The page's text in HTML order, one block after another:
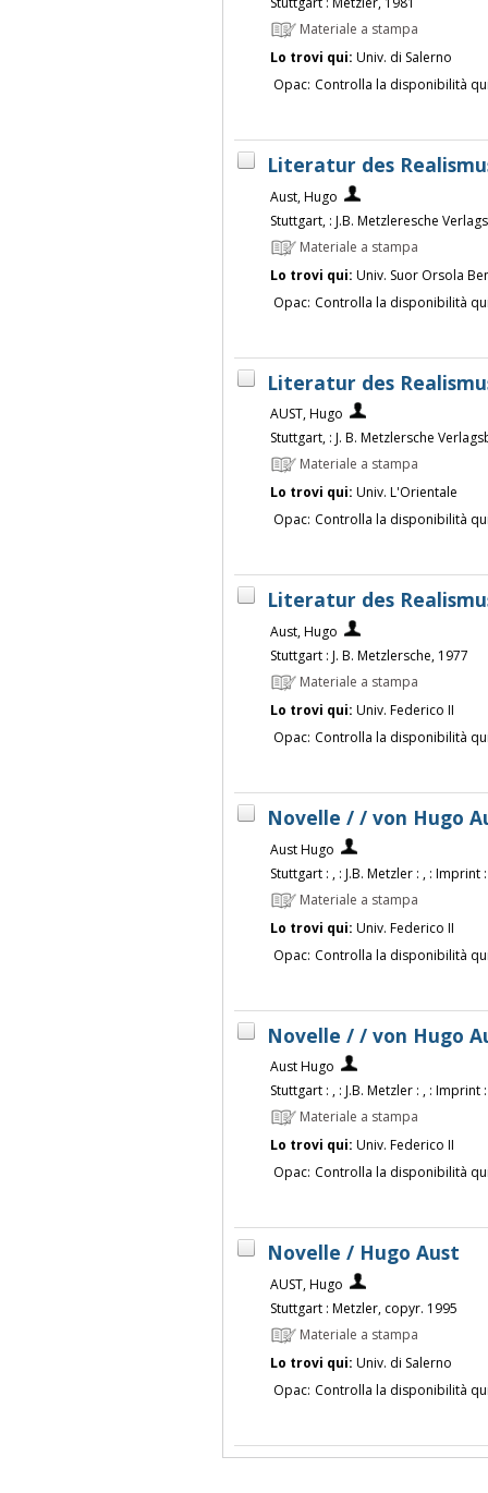
Materiale a stampa
Lo trovi qui: Univ. di Salerno
Opac: Controlla la disponibilità
Literatur des
Aust, Hugo
Stuttgart, : J.B. Metzleresche
Materiale a stampa
Lo trovi qui: Univ. Suor Orsola
Opac: Controlla la disponibilità
Literatur des
AUST, Hugo
Stuttgart, : J. B. Metzlersche
Materiale a stampa
Lo trovi qui: Univ. L'Orientale
Opac: Controlla la disponibilità
Literatur des
Aust, Hugo
Stuttgart : J. B. Metzlersche, 1977
Materiale a stampa
Lo trovi qui: Univ. Federico II
Opac: Controlla la disponibilità
Novelle / / von Hugo
Aust Hugo
Stuttgart : , : J.B. Metzler : , : Imprint
Materiale a stampa
Lo trovi qui: Univ. Federico II
Opac: Controlla la disponibilità
Novelle / / von Hugo
Aust Hugo
Stuttgart : , : J.B. Metzler : , : Imprint
Materiale a stampa
Lo trovi qui: Univ. Federico II
Opac: Controlla la disponibilità
Novelle / Hugo Aust
AUST, Hugo
Stuttgart : Metzler, copyr. 1995
Materiale a stampa
Lo trovi qui: Univ. di Salerno
Opac: Controlla la disponibilità